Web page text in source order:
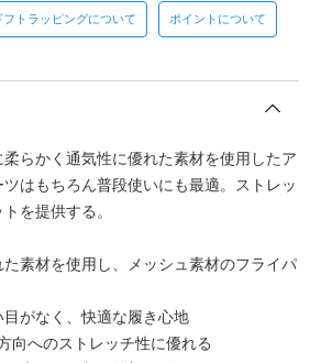
フトラッピングについて ポイントについて
らかく通気性に優れた素材を使用したア
はもちろん普段使いにも最適。ストレッ
を提供する。
素材を使用し、メッシュ素材のフライパ
がなく、快適な履き心地
へのストレッチ性に優れる